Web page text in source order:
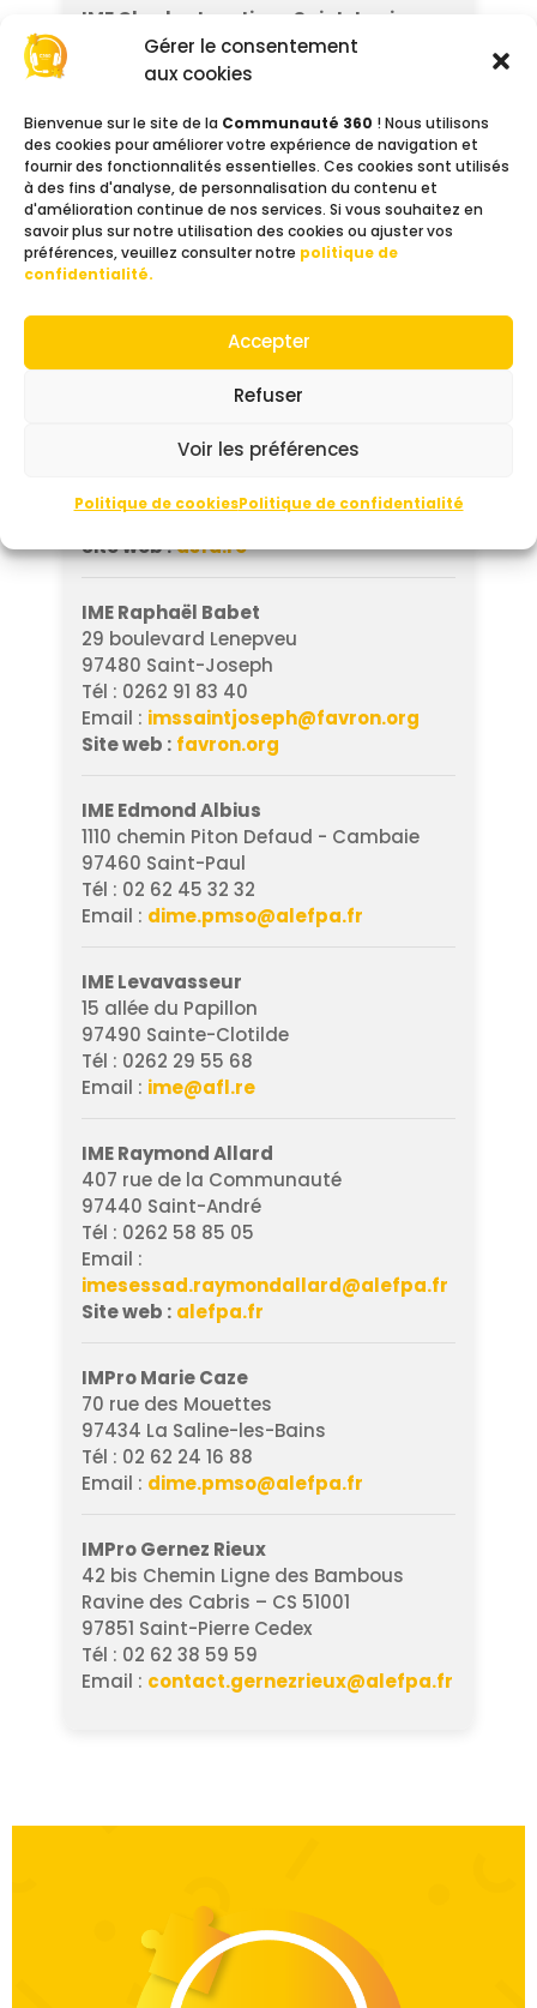
Gérer le consentement
aux cookies
Bienvenue sur le site de la Communauté 360 ! Nous utilisons
des cookies pour améliorer votre expérience de navigation et
fournir des fonctionnalités essentielles. Ces cookies sont utilisés
à des fins d'analyse, de personnalisation du contenu et
d'amélioration continue de nos services. Si vous souhaitez en
savoir plus sur notre utilisation des cookies ou ajuster vos
préférences, veuillez consulter notre politique de
confidentialité.
Accepter
Refuser
Voir les préférences
Politique de cookiesPolitique de confidentialité
IME Charles Isautier – Saint-Louis
3 rue Marius et Ary Leblond
97450 Saint-Louis
Email :imsci.direction@favron.org
Site web :favron.org
IME Henri Vergoz (internat – ASFA)
8 rue des Forbans
97438 Sainte-Marie
Email :sec.ime@asfa.re
asfa.re
9 chemin de l’IME
97417 La Montagne
Tél : 02 62 23 63 64
Email :
direction.ime@asfa.re
Site web :asfa.re
IME Raphaël Babet
29 boulevard Lenepveu
97480 Saint-Joseph
Tél : 0262 91 83 40
Email : imssaintjoseph@favron.org
Site web : favron.org
IME Edmond Albius
1110 chemin Piton Defaud - Cambaie
97460 Saint-Paul
Tél : 02 62 45 32 32
Email : dime.pmso@alefpa.fr
IME Levavasseur
15 allée du Papillon
97490 Sainte-Clotilde
Tél : 0262 29 55 68
Email : ime@afl.re
IME Raymond Allard
407 rue de la Communauté
97440 Saint-André
Tél : 0262 58 85 05
Email :
imesessad.raymondallard@alefpa.fr
Site web : alefpa.fr
IMPro Marie Caze
70 rue des Mouettes
97434 La Saline-les-Bains
Tél : 02 62 24 16 88
Email : dime.pmso@alefpa.fr
IMPro Gernez Rieux
42 bis Chemin Ligne des Bambous
Ravine des Cabris – CS 51001
97851 Saint-Pierre Cedex
Tél : 02 62 38 59 59
Email : contact.gernezrieux@alefpa.fr